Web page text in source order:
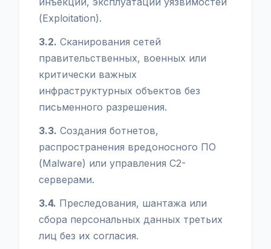
(Exploitation).
3.2. Сканирования сетей
правительственных, военных или
критически важных
инфраструктурных объектов без
письменного разрешения.
3.3. Создания ботнетов,
распространения вредоносного ПО
(Malware) или управления C2-
серверами.
3.4. Преследования, шантажа или
сбора персональных данных третьих
лиц без их согласия.